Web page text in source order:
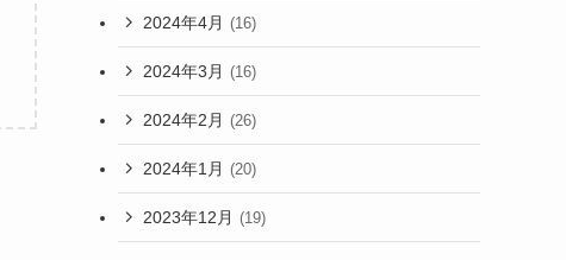
2024年4月 (16)
2024年3月 (16)
2024年2月 (26)
2024年1月 (20)
2023年12月 (19)